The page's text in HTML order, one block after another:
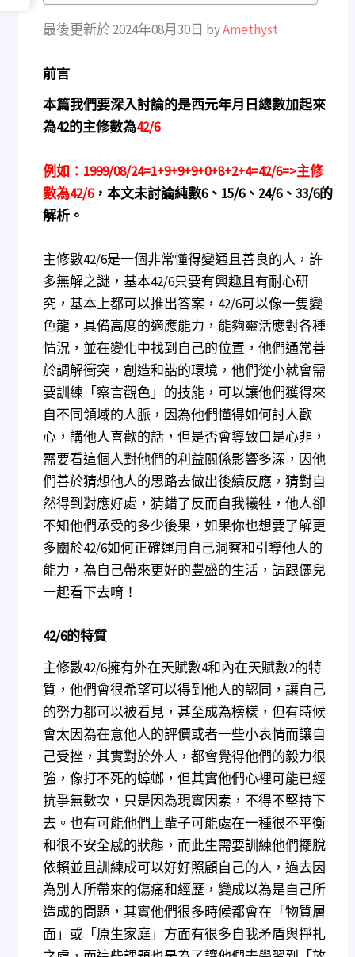
最後更新於 2024年08月30日 byAmethyst
前言
本篇我們要深入討論的是西元年月日總數加起來
為42的主修數為42/6
例如：1999/08/24=1+9+9+9+0+8+2+4=42/6=>主修
數為42/6，本文未討論純數6、15/6、24/6、33/6的
解析。
主修數42/6是一個非常懂得變通且善良的人，許
多無解之謎，基本42/6只要有興趣且有耐心研
究，基本上都可以推出答案，42/6可以像一隻變
色龍，具備高度的適應能力，能夠靈活應對各種
情況，並在變化中找到自己的位置，他們通常善
於調解衝突，創造和諧的環境，他們從小就會需
要訓練「察言觀色」的技能，可以讓他們獲得來
自不同領域的人脈，因為他們懂得如何討人歡
心，講他人喜歡的話，但是否會導致口是心非，
需要看這個人對他們的利益關係影響多深，因他
們善於猜想他人的思路去做出後續反應，猜對自
然得到對應好處，猜錯了反而自我犧牲，他人卻
不知他們承受的多少後果，如果你也想要了解更
多關於42/6如何正確運用自己洞察和引導他人的
能力，為自己帶來更好的豐盛的生活，請跟儷兒
一起看下去唷！
42/6的特質
主修數42/6擁有外在天賦數4和內在天賦數2的特
質，他們會很希望可以得到他人的認同，讓自己
的努力都可以被看見，甚至成為榜樣，但有時候
會太因為在意他人的評價或者一些小表情而讓自
己受挫，其實對於外人，都會覺得他們的毅力很
強，像打不死的蟑螂，但其實他們心裡可能已經
抗爭無數次，只是因為現實因素，不得不堅持下
去。也有可能他們上輩子可能處在一種很不平衡
和很不安全感的狀態，而此生需要訓練他們擺脫
依賴並且訓練成可以好好照顧自己的人，過去因
為別人所帶來的傷痛和經歷，變成以為是自己所
造成的問題，其實他們很多時候都會在「物質層
面」或「原生家庭」方面有很多自我矛盾與掙扎